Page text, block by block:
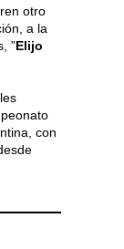
otro
a la
”Elijo
con